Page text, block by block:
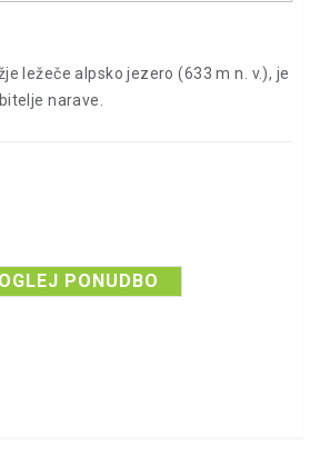
ležeče alpsko jezero (633 m n. v.), je
narave.
PONUDBO